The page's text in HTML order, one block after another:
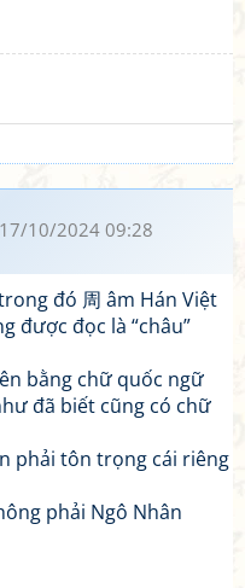
10/2024 09:28
đó 周 âm Hán Việt
được đọc là “châu”
bằng chữ quốc ngữ
đã biết cũng có chữ
phải tôn trọng cái riêng
phải Ngô Nhân